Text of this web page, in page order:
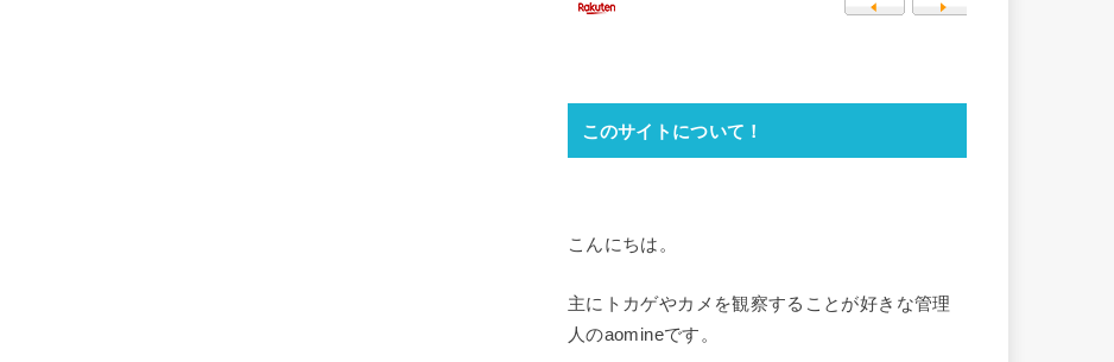
このサイトについて！
こんにちは。
主にトカゲやカメを観察することが好きな管理
人のaomineです。